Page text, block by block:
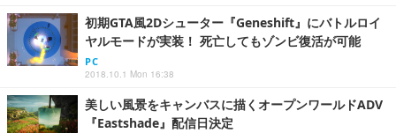
初期GTA風2Dシューター『Geneshift』にバトルロイ
ヤルモードが実装！ 死亡してもゾンビ復活が可能
PC
2018.10.1 Mon 16:38
美しい風景をキャンバスに描くオープンワールドADV
『Eastshade』配信日決定